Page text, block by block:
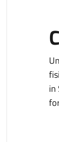
in